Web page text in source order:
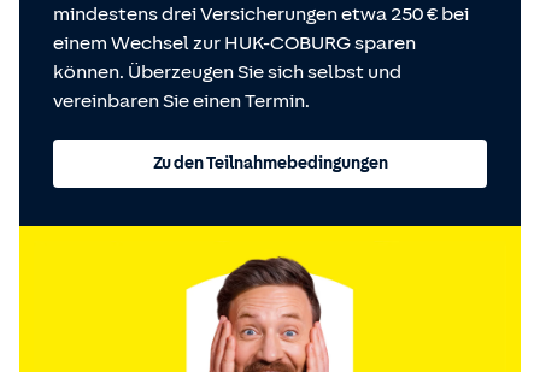
mindestens drei Versicherungen etwa 250 € bei
einem Wechsel zur HUK-COBURG sparen
können. Überzeugen Sie sich selbst und
vereinbaren Sie einen Termin.
Zu den Teilnahmebedingungen